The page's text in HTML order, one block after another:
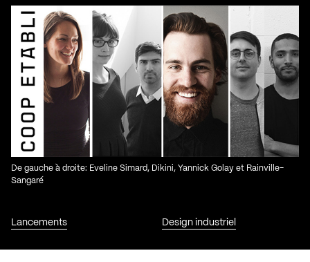
Lancements Design industriel
De gauche à droite: Eveline Simard, Dikini, Yannick Golay et Rainville-
Sangaré